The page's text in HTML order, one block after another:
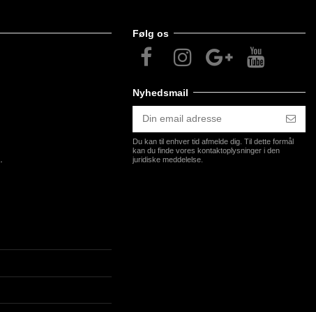
Løve - med egen
tekst - 305 x 150
mm - Folieprint
Følg os
Nyhedsmail
Du kan til enhver tid afmelde dig. Til dette formål
kan du finde vores kontaktoplysninger i den
juridiske meddelelse.